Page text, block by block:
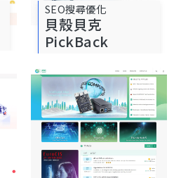
SEO搜尋優化
貝殼貝克
PickBack